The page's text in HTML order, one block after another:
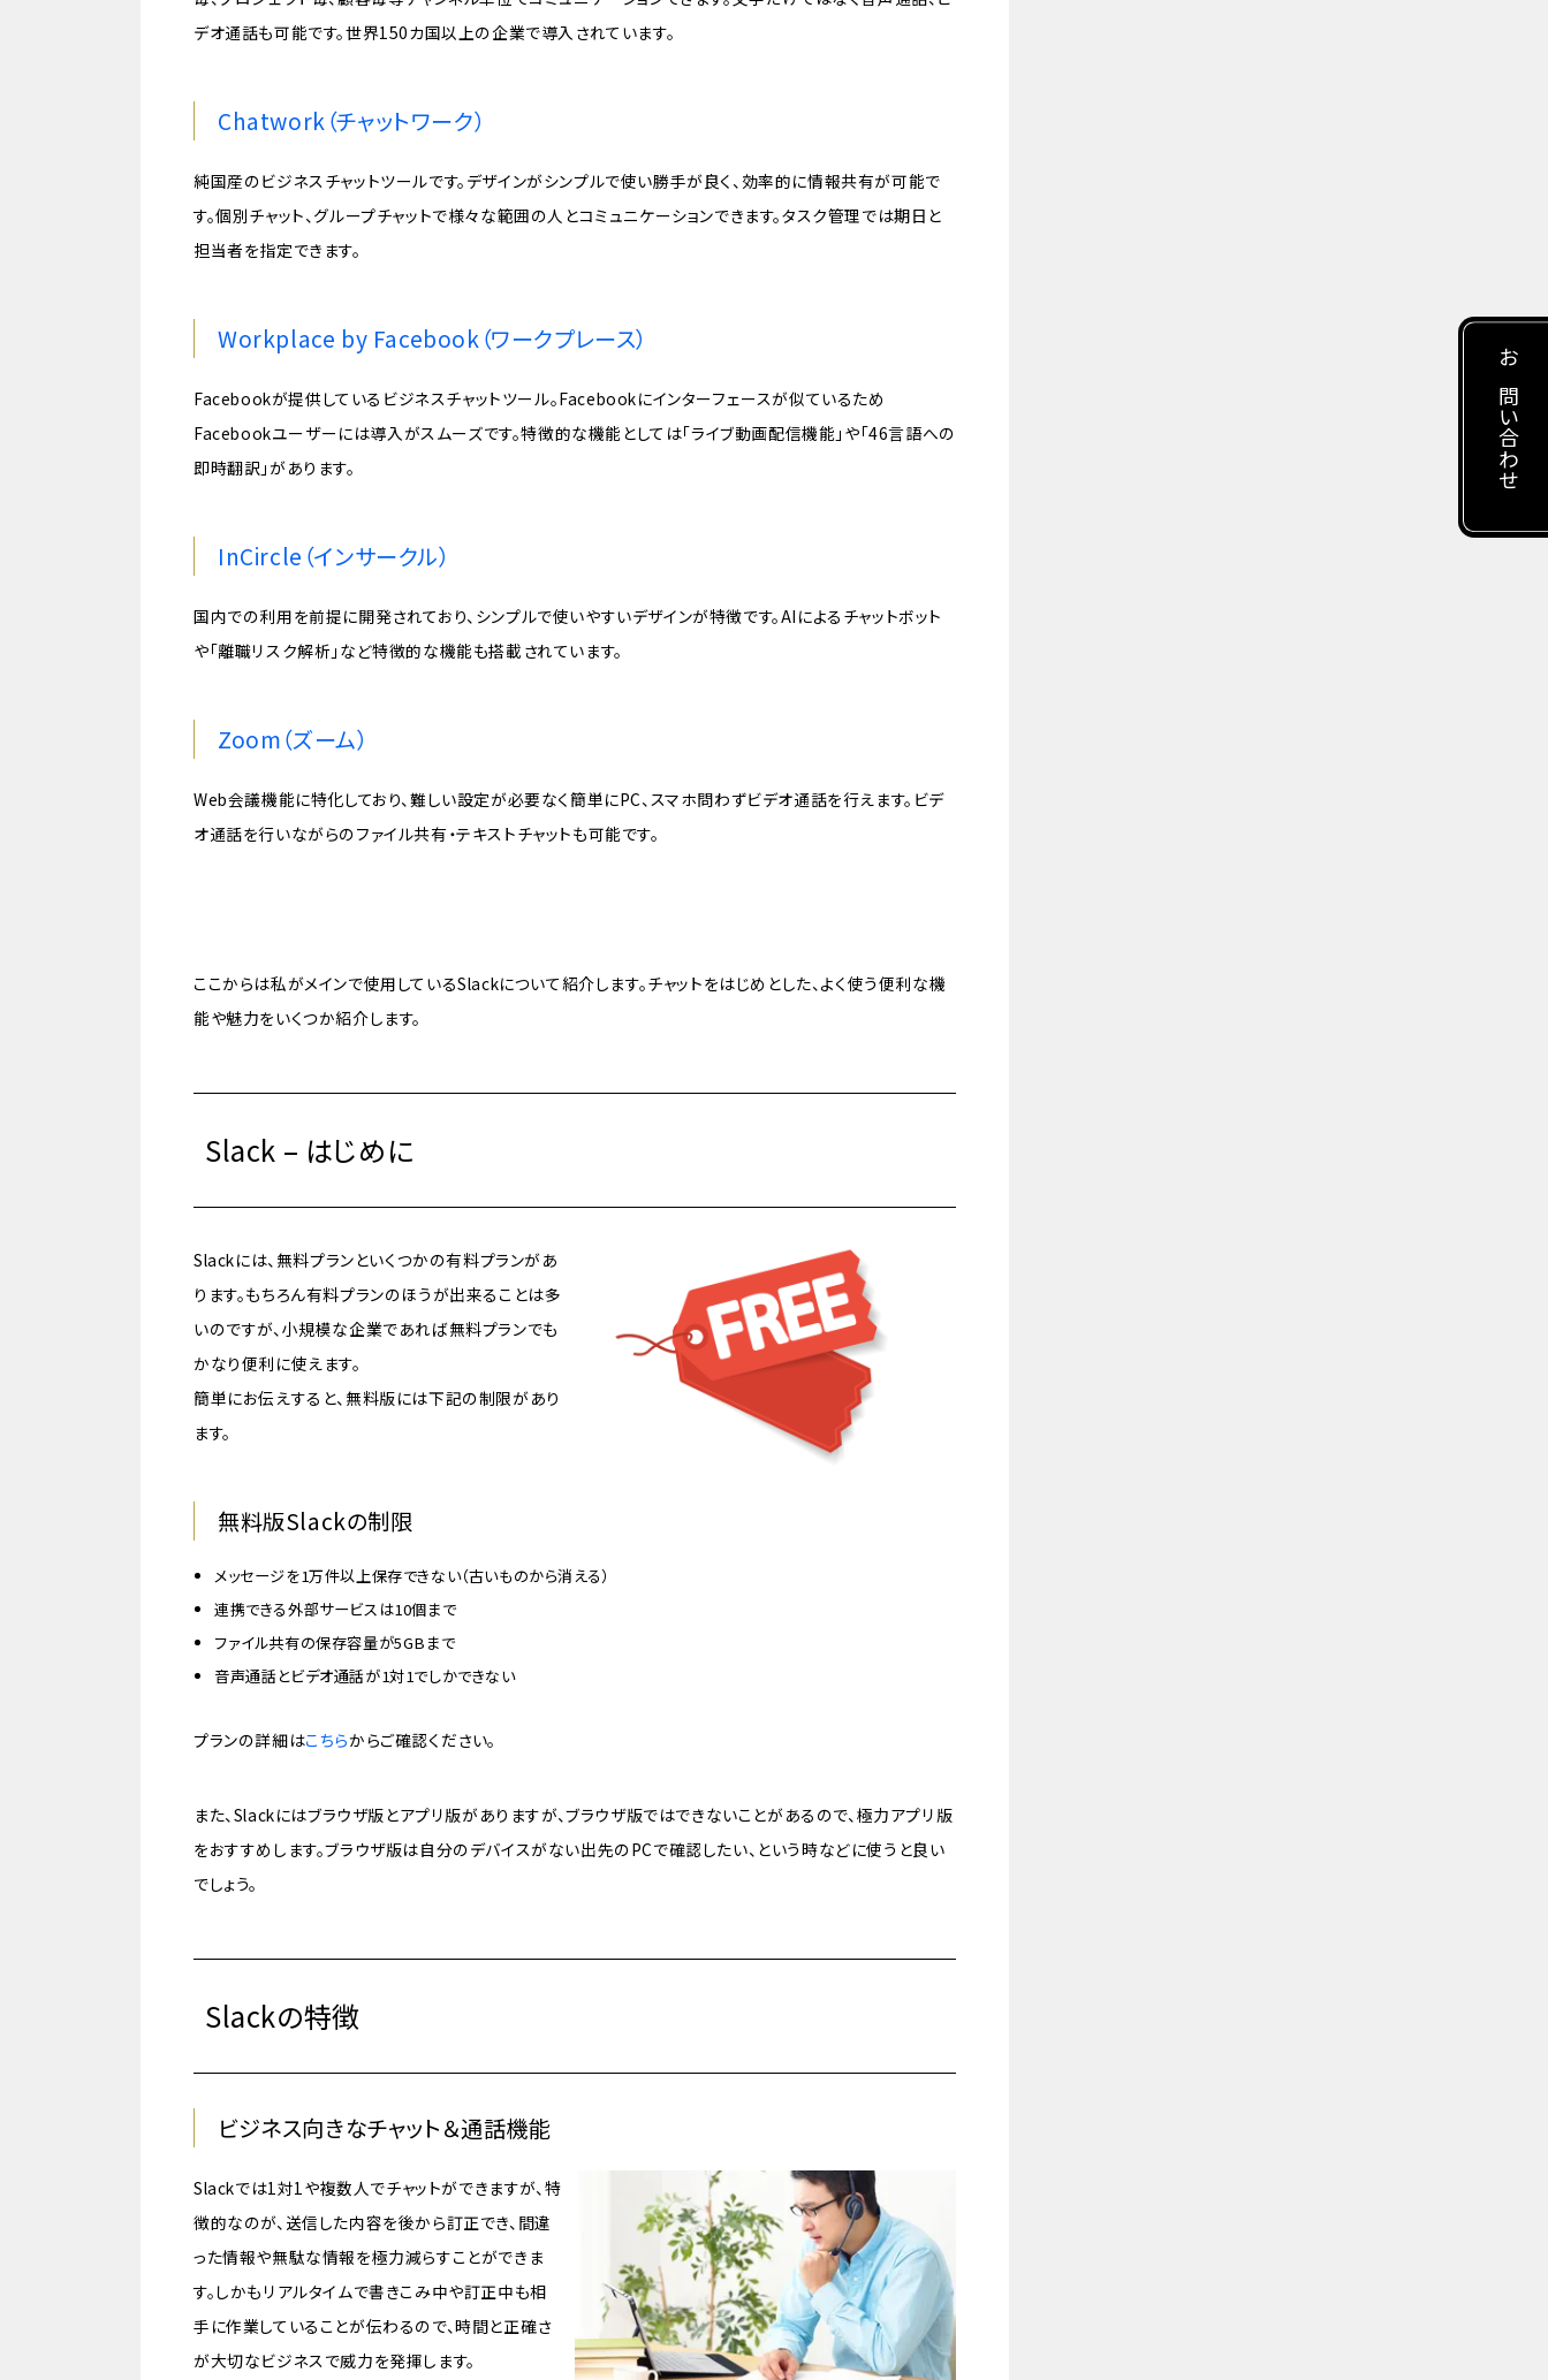
お問い合わせ
デオ通話も可能です。世界150カ国以上の企業で導入されています。
Chatwork（チャットワーク）
純国産のビジネスチャットツールです。デザインがシンプルで使い勝手が良く、効率的に情報共有が可能で
す。個別チャット、グループチャットで様々な範囲の人とコミュニケーションできます。タスク管理では期日と
担当者を指定できます。
Workplace by Facebook（ワークプレース）
Facebookが提供しているビジネスチャットツール。Facebookにインターフェースが似ているため
Facebookユーザーには導入がスムーズです。特徴的な機能としては「ライブ動画配信機能」や「46言語への
即時翻訳」があります。
InCircle（インサークル）
国内での利用を前提に開発されており、シンプルで使いやすいデザインが特徴です。AIによるチャットボット
や「離職リスク解析」など特徴的な機能も搭載されています。
Zoom（ズーム）
Web会議機能に特化しており、難しい設定が必要なく簡単にPC、スマホ問わずビデオ通話を行えます。ビデ
オ通話を行いながらのファイル共有・テキストチャットも可能です。
ここからは私がメインで使用しているSlackについて紹介します。チャットをはじめとした、よく使う便利な機
能や魅力をいくつか紹介します。
Slack – はじめに
Slackには、無料プランといくつかの有料プランがあ
ります。もちろん有料プランのほうが出来ることは多
いのですが、小規模な企業であれば無料プランでも
かなり便利に使えます。
簡単にお伝えすると、無料版には下記の制限があり
ます。
無料版Slackの制限
メッセージを1万件以上保存できない（古いものから消える）
連携できる外部サービスは10個まで
ファイル共有の保存容量が5GBまで
音声通話とビデオ通話が1対1でしかできない
プランの詳細はこちらからご確認ください。
また、Slackにはブラウザ版とアプリ版がありますが、ブラウザ版ではできないことがあるので、極力アプリ版
をおすすめします。ブラウザ版は自分のデバイスがない出先のPCで確認したい、という時などに使うと良い
でしょう。
Slackの特徴
ビジネス向きなチャット＆通話機能
Slackでは1対1や複数人でチャットができますが、特
徴的なのが、送信した内容を後から訂正でき、間違
った情報や無駄な情報を極力減らすことができま
す。しかもリアルタイムで書きこみ中や訂正中も相
手に作業していることが伝わるので、時間と正確さ
が大切なビジネスで威力を発揮します。